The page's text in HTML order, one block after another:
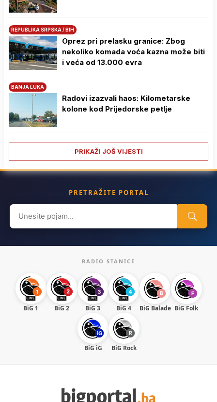
REPUBLIKA SRPSKA / BIH
Oprez pri prelasku granice: Zbog
nekoliko komada voća kazna može biti
i veća od 13.000 evra
BANJA LUKA
Radovi izazvali haos: Kilometarske
kolone kod Prijedorske petlje
PRIKAŽI JOŠ VIJESTI
PRETRAŽITE PORTAL
Search
for:
RADIO STANICE
BiG 1 BiG 2 BiG 3 BiG 4 BiG Balade BiG Folk
BiG iG BiG Rock